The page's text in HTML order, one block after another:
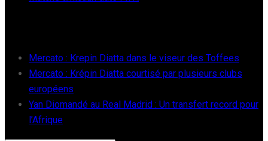
Mercato : Krepin Diatta dans le viseur des Toffees
Mercato : Krépin Diatta courtisé par plusieurs clubs
européens
Yan Diomandé au Real Madrid : Un transfert record pour
l’Afrique